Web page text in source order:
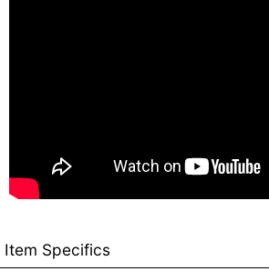
Item Specifics